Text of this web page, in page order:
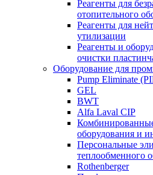
Реагенты для
отопительного
Реагенты для
утилизации
Реагенты и
очистки
Оборудование для
Pump Eliminate
GEL
BWT
Alfa Laval CIP
оборудования и
Персональные
теплообменного
Rothenberger